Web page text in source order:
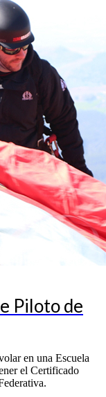
Piloto de
en una Escuela
el Certificado